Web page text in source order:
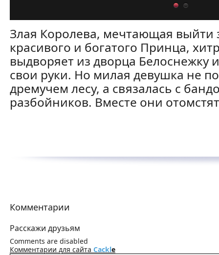
Злая Королева, мечтающая выйти
красивого и богатого Принца,
выдворяет из дворца Белоснежку
свои руки. Но милая девушка не
дремучем лесу, а связалась с
разбойников. Вместе они
Комментарии
Расскажи друзьям
Comments are disabled
Комментарии для сайта Cackle